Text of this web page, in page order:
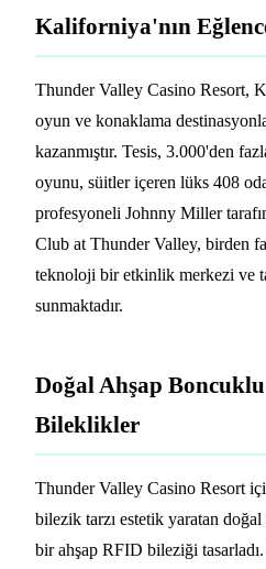
Kaliforniya'nın
Thunder Valley Casino Resort,
oyun ve konaklama
kazanmıştır. Tesis, 3.000'den
oyunu, süitler içeren lüks 408
profesyoneli Johnny Miller
Club at Thunder Valley, birden
teknoloji bir etkinlik merkezi ve
sunmaktadır.
Doğal Ahşap
Bileklikler
Thunder Valley Casino Resort
bilezik tarzı estetik yaratan
bir ahşap RFID bileziği